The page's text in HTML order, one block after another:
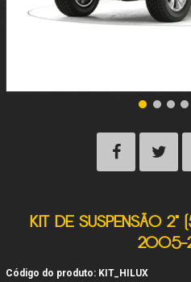
KIT DE SUSPENSÃO 2"
2005-
Código do produto: KIT_HILUX